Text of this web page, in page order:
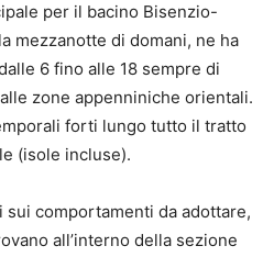
per il bacino Bisenzio-
mezzanotte di domani, ne ha
6 fino alle 18 sempre di
zone appenniniche orientali.
forti lungo tutto il tratto
(isole incluse).
comportamenti da adottare,
all’interno della sezione